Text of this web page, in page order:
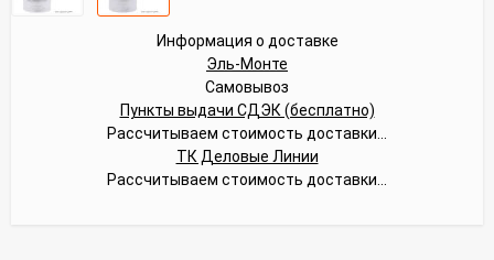
Информация о доставке
Эль-Монте
Самовывоз
Пункты выдачи СДЭК (бесплатно)
Рассчитываем стоимость доставки...
ТК Деловые Линии
Рассчитываем стоимость доставки...